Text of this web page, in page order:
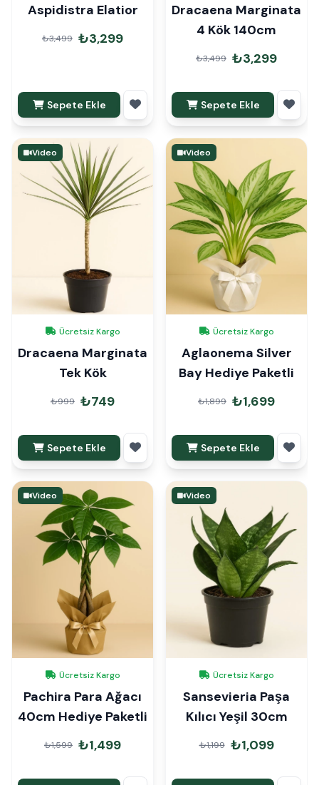
Aspidistra Elatior
₺3,499 ₺3,299
Sepete Ekle
Dracaena Marginata
4 Kök 140cm
₺3,499 ₺3,299
Sepete Ekle
Video
Ücretsiz Kargo
Dracaena Marginata
Tek Kök
₺999 ₺749
Sepete Ekle
Video
Ücretsiz Kargo
Aglaonema Silver
Bay Hediye Paketli
₺1,899 ₺1,699
Sepete Ekle
Video
Ücretsiz Kargo
Pachira Para Ağacı
40cm Hediye Paketli
₺1,599 ₺1,499
Video
Ücretsiz Kargo
Sansevieria Paşa
Kılıcı Yeşil 30cm
₺1,199 ₺1,099